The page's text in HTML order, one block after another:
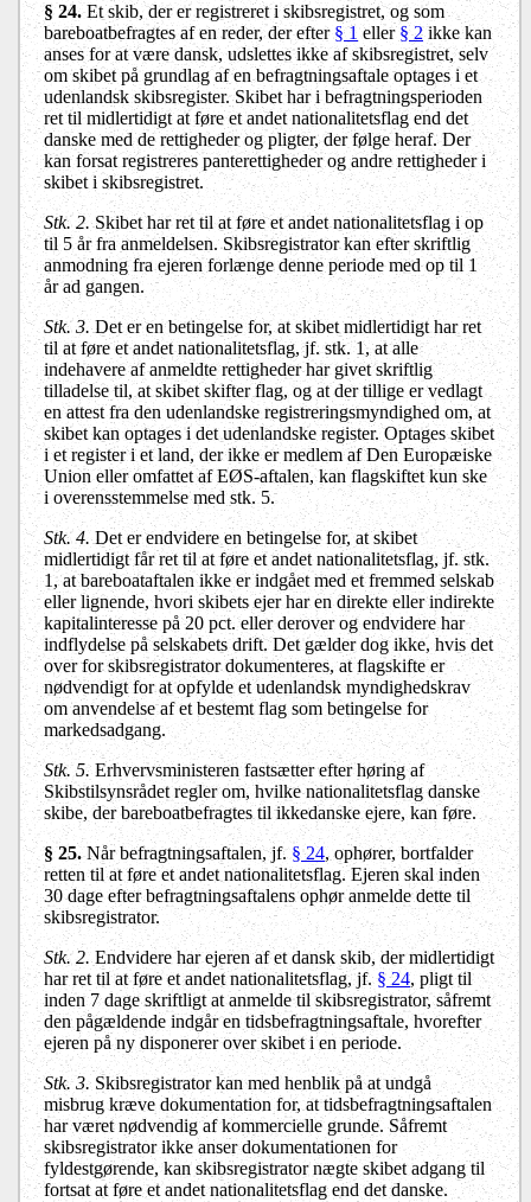
§ 24. Et skib, der er registreret i skibsregistret, og som
bareboatbefragtes af en reder, der efter § 1 eller§ 2ikke kan
anses for at være dansk, udslettes ikke af skibsregistret, selv
om skibet på grundlag af en befragtningsaftale optages i et
udenlandsk skibsregister. Skibet har i befragtningsperioden
ret til midlertidigt at føre et andet nationalitetsflag end det
danske med de rettigheder og pligter, der følge heraf. Der
kan forsat registreres panterettigheder og andre rettigheder i
skibet i skibsregistret.
Stk. 2. Skibet har ret til at føre et andet nationalitetsflag i op
til 5 år fra anmeldelsen. Skibsregistrator kan efter skriftlig
anmodning fra ejeren forlænge denne periode med op til 1
år ad gangen.
Stk. 3. Det er en betingelse for, at skibet midlertidigt har ret
til at føre et andet nationalitetsflag, jf. stk. 1, at alle
indehavere af anmeldte rettigheder har givet skriftlig
tilladelse til, at skibet skifter flag, og at der tillige er vedlagt
en attest fra den udenlandske registreringsmyndighed om, at
skibet kan optages i det udenlandske register. Optages skibet
i et register i et land, der ikke er medlem af Den Europæiske
Union eller omfattet af EØS-aftalen, kan flagskiftet kun ske
i overensstemmelse med stk. 5.
Stk. 4. Det er endvidere en betingelse for, at skibet
midlertidigt får ret til at føre et andet nationalitetsflag, jf. stk.
1, at bareboataftalen ikke er indgået med et fremmed selskab
eller lignende, hvori skibets ejer har en direkte eller indirekte
kapitalinteresse på 20 pct. eller derover og endvidere har
indflydelse på selskabets drift. Det gælder dog ikke, hvis det
over for skibsregistrator dokumenteres, at flagskifte er
nødvendigt for at opfylde et udenlandsk myndighedskrav
om anvendelse af et bestemt flag som betingelse for
markedsadgang.
Stk. 5. Erhvervsministeren fastsætter efter høring af
Skibstilsynsrådet regler om, hvilke nationalitetsflag danske
skibe, der bareboatbefragtes til ikkedanske ejere, kan føre.
§ 25. Når befragtningsaftalen, jf. § 24, ophører, bortfalder
retten til at føre et andet nationalitetsflag. Ejeren skal inden
30 dage efter befragtningsaftalens ophør anmelde dette til
skibsregistrator.
Stk. 2. Endvidere har ejeren af et dansk skib, der midlertidigt
har ret til at føre et andet nationalitetsflag, jf.§ 24, pligt til
inden 7 dage skriftligt at anmelde til skibsregistrator, såfremt
den pågældende indgår en tidsbefragtningsaftale, hvorefter
ejeren på ny disponerer over skibet i en periode.
Stk. 3. Skibsregistrator kan med henblik på at undgå
misbrug kræve dokumentation for, at tidsbefragtningsaftalen
har været nødvendig af kommercielle grunde. Såfremt
skibsregistrator ikke anser dokumentationen for
fyldestgørende, kan skibsregistrator nægte skibet adgang til
fortsat at føre et andet nationalitetsflag end det danske.